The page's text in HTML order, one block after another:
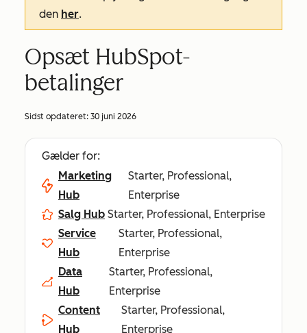
den her.
Opsæt HubSpot-
betalinger
Sidst opdateret: 30 juni 2026
Gælder for:
Marketing
Hub
Starter, Professional,
Enterprise
Salg Hub Starter, Professional, Enterprise
Service
Hub
Starter, Professional,
Enterprise
Data
Hub
Starter, Professional,
Enterprise
Content
Hub
Starter, Professional,
Enterprise